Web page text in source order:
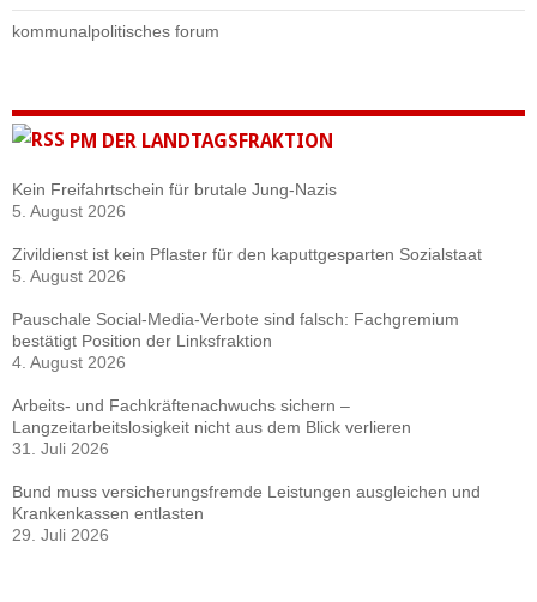
kommunalpolitisches forum
PM DER LANDTAGSFRAKTION
Kein Freifahrtschein für brutale Jung-Nazis
5. August 2026
Zivildienst ist kein Pflaster für den kaputtgesparten Sozialstaat
5. August 2026
Pauschale Social-Media-Verbote sind falsch: Fachgremium
bestätigt Position der Linksfraktion
4. August 2026
Arbeits- und Fachkräftenachwuchs sichern –
Langzeitarbeitslosigkeit nicht aus dem Blick verlieren
31. Juli 2026
Bund muss versicherungsfremde Leistungen ausgleichen und
Krankenkassen entlasten
29. Juli 2026